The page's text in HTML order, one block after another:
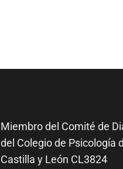
Miembro del Comité de
del Colegio de Psicología
Castilla y León CL3824